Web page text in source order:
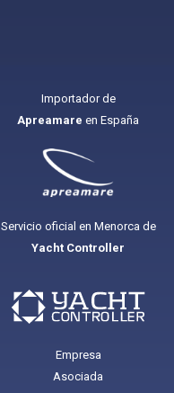
Importador de
Apreamare en España
Servicio oficial en Menorca de
Yacht Controller
Empresa
Asociada